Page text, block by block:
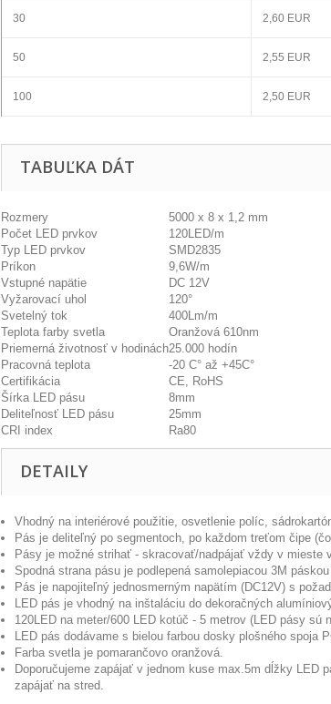
30 2,60 EUR
50 2,55 EUR
100 2,50 EUR
TABUĽKA DÁT
Rozmery
5000 x 8 x 1,2 mm
Počet LED prvkov
120LED/m
Typ LED prvkov
SMD2835
Príkon
9,6W/m
Vstupné napätie
DC 12V
Vyžarovací uhol
120°
Svetelný tok
400Lm/m
Teplota farby svetla
Oranžová 610nm
Priemerná životnosť v hodinách25.000 hodín
Pracovná teplota
-20 C° až +45C°
Certifikácia
CE, RoHS
Šírka LED pásu
8mm
Deliteľnosť LED pásu
25mm
CRI index
Ra80
DETAILY
Vhodný na interiérové použitie, osvetlenie políc,
Pás je deliteľný po segmentoch, po každom treťom čipe
Pásy je možné strihať - skracovať/nadpájať vždy v mieste
Spodná strana pásu je podlepená samolepiacou 3M
Pás je napojiteľný jednosmerným napätím (DC12V) s
LED pás je vhodný na inštaláciu do dekoračných
120LED na meter/600 LED kotúč - 5 metrov (LED pásy sú
LED pás dodávame s bielou farbou dosky plošného spoja
Farba svetla je pomarančovo oranžová.
Doporučujeme zapájať v jednom kuse max.5m dĺžky LED
zapájať na stred.